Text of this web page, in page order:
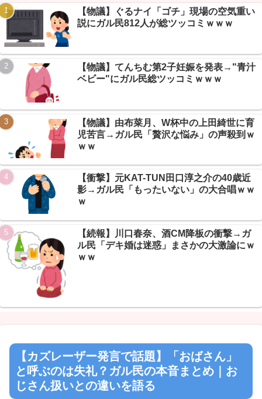
Powered by livedoor 相互RSS
【朗報】セルフレジの”ただ立ってるだけ”店員→まさかの「3万い
いね釣り」発覚にガリレオ民騒然ｗｗｗ NEW!
【悲報】ニートへ漬物工場求人→日給19万でボーナス無しにガリ
レオ民「クソ求人で草」ｗｗｗ
【恐怖】 家族葬・一日葬なら安いという風潮、完全に嘘だっ
た・・・・
【朗報】村上宗隆、26号でAL本塁打ランキング並列→『村GOD
覇権』も反応淡白ｗｗｗ
Powered by livedoor 相互RSS
【物議】ぐるナイ「ゴチ」現場の空気重い
説にガル民812人が総ツッコミｗｗｗ
【物議】てんちむ第2子妊娠を発表→"青汁
ベビー"にガル民総ツッコミｗｗｗ
【物議】由布菜月、W杯中の上田綺世に育
児苦言→ガル民「贅沢な悩み」の声殺到ｗ
ｗｗ
【衝撃】元KAT-TUN田口淳之介の40歳近
影→ガル民「もったいない」の大合唱ｗｗ
ｗ
【続報】川口春奈、酒CM降板の衝撃→ガ
ル民「デキ婚は迷惑」まさかの大激論にｗ
ｗｗ
【カズレーザー発言で話題】「おばさん」
と呼ぶのは失礼？ガル民の本音まとめ｜お
じさん扱いとの違いを語る